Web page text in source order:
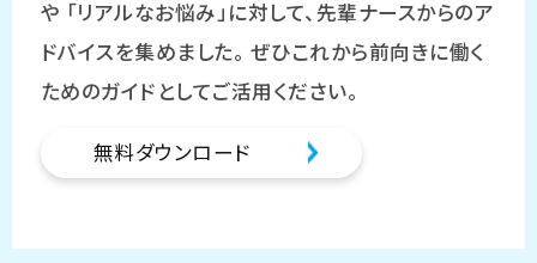
や 「リアルなお悩み」に対して、先輩ナースからのア
ドバイスを集めました。 ぜひこれから前向きに働く
ためのガイドとしてご活用ください。
無料ダウンロード